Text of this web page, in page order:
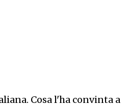
Cosa l'ha convinta a